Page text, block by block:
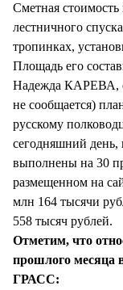
Сметная
лестничного
тропинках,
Площадь его
Надежда КАРЕВА,
не сообщается)
русскому
сегодняшний
выполнены на 30
размещенном на
млн 164 тысячи
558 тысяч рублей.
Отметим, что
прошлого месяца
ГРАСС: